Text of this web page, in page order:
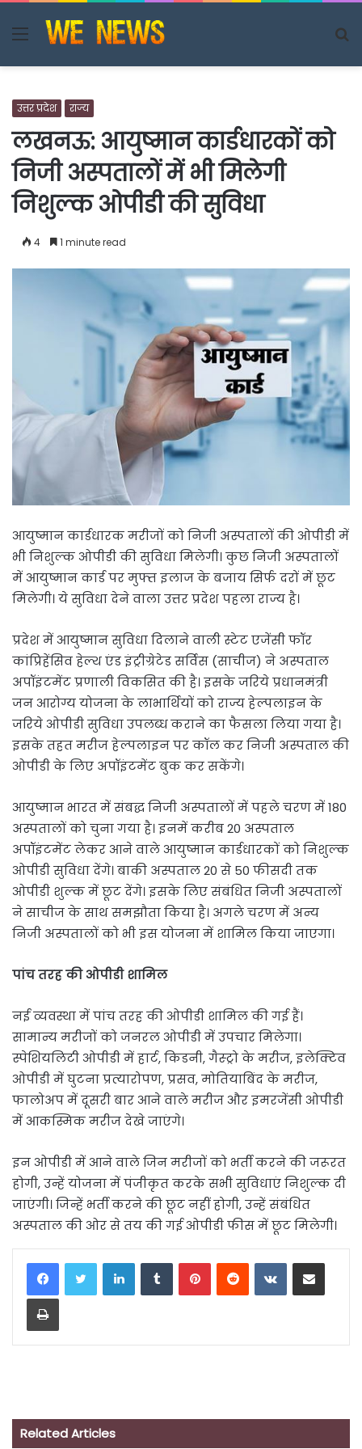
Menu
उत्तर प्रदेश राज्य
लखनऊ: आयुष्मान कार्डधारकों को
निजी अस्पतालों में भी मिलेगी
निशुल्क ओपीडी की सुविधा
4 1 minute read
आयुष्मान कार्डधारक मरीजों को निजी अस्पतालों की ओपीडी में
भी निशुल्क ओपीडी की सुविधा मिलेगी। कुछ निजी अस्पतालों
में आयुष्मान कार्ड पर मुफ्त इलाज के बजाय सिर्फ दरों में छूट
मिलेगी। ये सुविधा देने वाला उत्तर प्रदेश पहला राज्य है।
प्रदेश में आयुष्मान सुविधा दिलाने वाली स्टेट एजेंसी फॉर
कांप्रिहेंसिव हेल्थ एंड इंट्रीग्रेटेड सर्विस (साचीज) ने अस्पताल
अपॉइंटमेंट प्रणाली विकसित की है। इसके जरिये प्रधानमंत्री
जन आरोग्य योजना के लाभार्थियों को राज्य हेल्पलाइन के
जरिये ओपीडी सुविधा उपलब्ध कराने का फैसला लिया गया है।
इसके तहत मरीज हेल्पलाइन पर कॉल कर निजी अस्पताल की
ओपीडी के लिए अपॉइंटमेंट बुक कर सकेंगे।
आयुष्मान भारत में संबद्ध निजी अस्पतालों में पहले चरण में 180
अस्पतालों को चुना गया है। इनमें करीब 20 अस्पताल
अपॉइंटमेंट लेकर आने वाले आयुष्मान कार्डधारकों को निशुल्क
ओपीडी सुविधा देंगे। बाकी अस्पताल 20 से 50 फीसदी तक
ओपीडी शुल्क में छूट देंगे। इसके लिए संबंधित निजी अस्पतालों
ने साचीज के साथ समझौता किया है। अगले चरण में अन्य
निजी अस्पतालों को भी इस योजना में शामिल किया जाएगा।
पांच तरह की ओपीडी शामिल
नई व्यवस्था में पांच तरह की ओपीडी शामिल की गई हैं।
सामान्य मरीजों को जनरल ओपीडी में उपचार मिलेगा।
स्पेशियलिटी ओपीडी में हार्ट, किडनी, गैस्ट्रो के मरीज, इलेक्टिव
ओपीडी में घुटना प्रत्यारोपण, प्रसव, मोतियाबिंद के मरीज,
फालोअप में दूसरी बार आने वाले मरीज और इमरजेंसी ओपीडी
में आकस्मिक मरीज देखे जाएंगे।
इन ओपीडी में आने वाले जिन मरीजों को भर्ती करने की जरूरत
होगी, उन्हें योजना में पंजीकृत करके सभी सुविधाएं निशुल्क दी
जाएंगी। जिन्हें भर्ती करने की छूट नहीं होगी, उन्हें संबंधित
अस्पताल की ओर से तय की गई ओपीडी फीस में छूट मिलेगी।
LinkedInTumblrPinterestReddit VKontakteShare via Email
Print
Related Articles